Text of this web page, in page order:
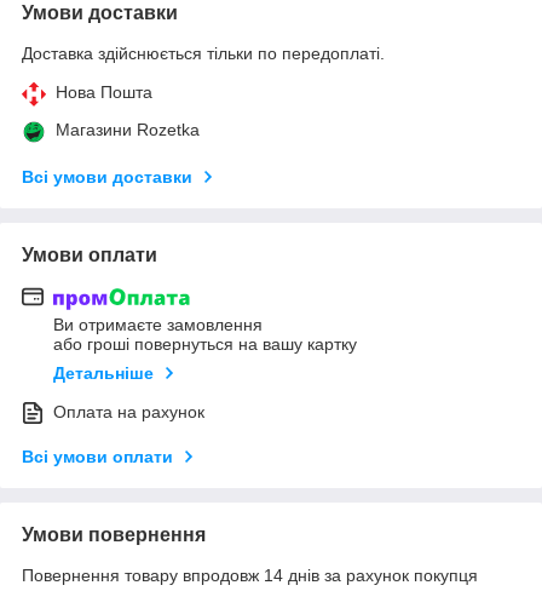
Умови доставки
Доставка здійснюється тільки по передоплаті.
Нова Пошта
Магазини Rozetka
Всі умови доставки
Умови оплати
Ви отримаєте замовлення
або гроші повернуться на вашу картку
Детальніше
Оплата на рахунок
Всі умови оплати
Умови повернення
Повернення товару впродовж 14 днів за рахунок покупця